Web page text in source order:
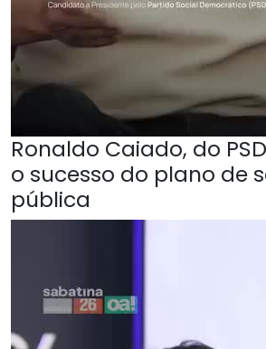
Ronaldo Caiado, do
o sucesso do plano de
pública